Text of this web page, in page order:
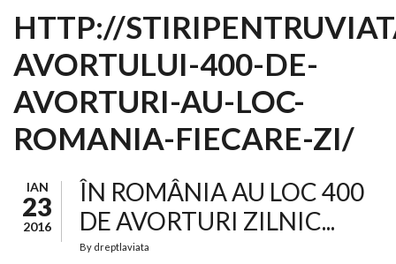
HTTP://
AVORTULUI-400-DE-
AVORTURI-AU-LOC-
ROMANIA-FIECARE-ZI/
IAN
23
2016
ÎN ROMÂNIA AU LOC 400
DE AVORTURI ZILNIC...
By dreptlaviata